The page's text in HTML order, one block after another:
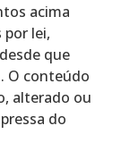
acima
por lei,
que
O conteúdo
alterado ou
do